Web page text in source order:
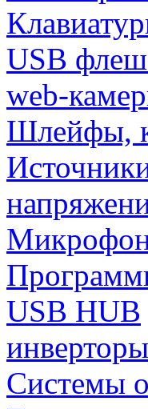
USB
web-
Шлейфы,
USB HUB
инверторы
Системы